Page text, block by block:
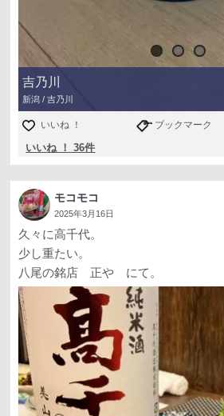
吉乃川
新潟 / 吉乃川
いいね ！ ブックマーク
いいね ！ 36件
モコモコ
2025年3月16日
久々に高千代。
少し重たい。
八尾の銘店 正や にて。